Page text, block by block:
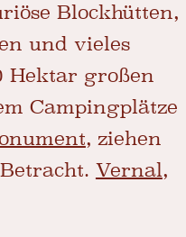
Blockhütten,
und vieles
Hektar großen
Campingplätze
, ziehen
Vernal,